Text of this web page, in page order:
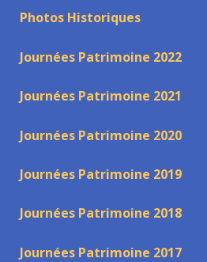
Photos Historiques
Journées Patrimoine 2022
Journées Patrimoine 2021
Journées Patrimoine 2020
Journées Patrimoine 2019
Journées Patrimoine 2018
Journées Patrimoine 2017